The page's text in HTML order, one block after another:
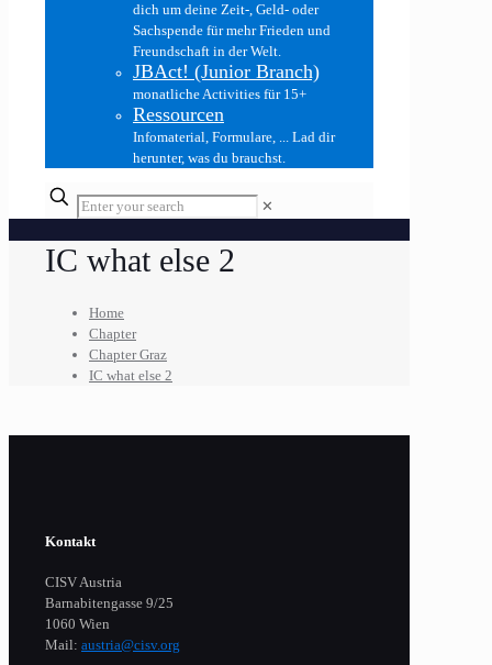
dich um deine Zeit-, Geld- oder
Sachspende für mehr Frieden und
Freundschaft in der Welt.
JBAct! (Junior Branch)
monatliche Activities für 15+
Ressourcen
Infomaterial, Formulare, ... Lad dir
herunter, was du brauchst.
✕
IC what else 2
Home
Chapter
Chapter Graz
IC what else 2
Kontakt
CISV Austria
Barnabitengasse 9/25
1060 Wien
Mail: austria@cisv.org